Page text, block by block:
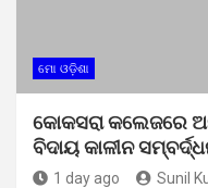
ମୋ ଓଡ଼ିଶା
କୋକସରା କଲେଜରେ
ବିଦାୟ କାଳୀନ
1 day ago Sunil